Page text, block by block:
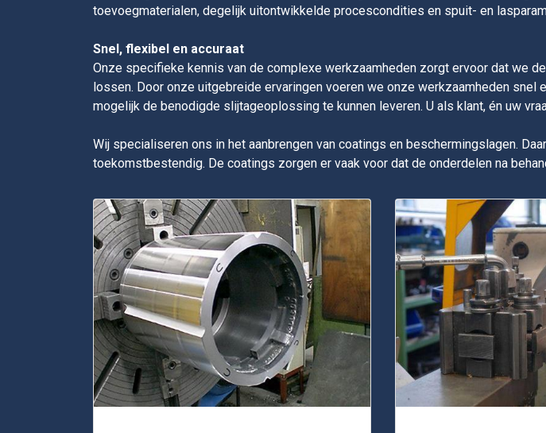
toevoegmaterialen, degelijk uitontwikkelde procescondities en spuit- en
Snel, flexibel en accuraat
Onze specifieke kennis van de complexe werkzaamheden zorgt ervoor dat we
lossen. Door onze uitgebreide ervaringen voeren we onze werkzaamheden
mogelijk de benodigde slijtageoplossing te kunnen leveren. U als klant, én uw
Wij specialiseren ons in het aanbrengen van coatings en beschermingslagen.
toekomstbestendig. De coatings zorgen er vaak voor dat de onderdelen na